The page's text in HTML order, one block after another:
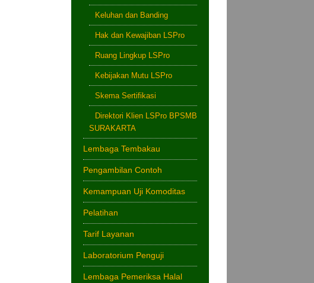
Keluhan dan Banding
Hak dan Kewajiban LSPro
Ruang Lingkup LSPro
Kebijakan Mutu LSPro
Skema Sertifikasi
Direktori Klien LSPro BPSMB
SURAKARTA
Lembaga Tembakau
Pengambilan Contoh
Kemampuan Uji Komoditas
Pelatihan
Tarif Layanan
Laboratorium Penguji
Lembaga Pemeriksa Halal